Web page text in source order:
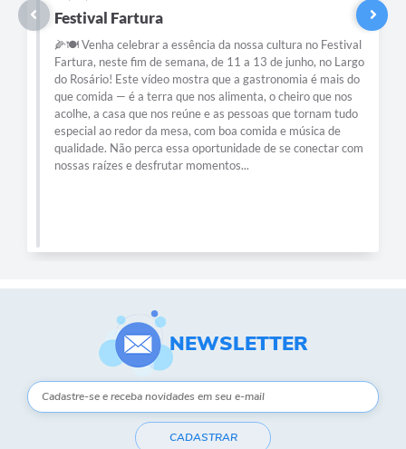
Festival Fartura
🌽🍽️ Venha celebrar a essência da nossa cultura no Festival
Fartura, neste fim de semana, de 11 a 13 de junho, no Largo
do Rosário! Este vídeo mostra que a gastronomia é mais do
que comida — é a terra que nos alimenta, o cheiro que nos
acolhe, a casa que nos reúne e as pessoas que tornam tudo
especial ao redor da mesa, com boa comida e música de
qualidade. Não perca essa oportunidade de se conectar com
nossas raízes e desfrutar momentos...
NEWSLETTER
CADASTRAR